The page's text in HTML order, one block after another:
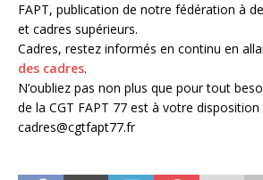
FAPT, publication de notre fédération à
et cadres supérieurs.
Cadres, restez informés en continu en
des cadres.
N’oubliez pas non plus que pour tout
de la CGT FAPT 77 est à votre disposition
cadres@cgtfapt77.fr